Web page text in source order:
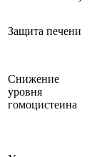
Защита печени
Снижение
уровня
гомоцистеина